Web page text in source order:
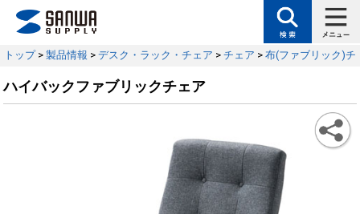
トップ> 製品情報 > デスク・ラック・チェア > チェア > 布(ファブリック)チ
ハイバックファブリックチェア